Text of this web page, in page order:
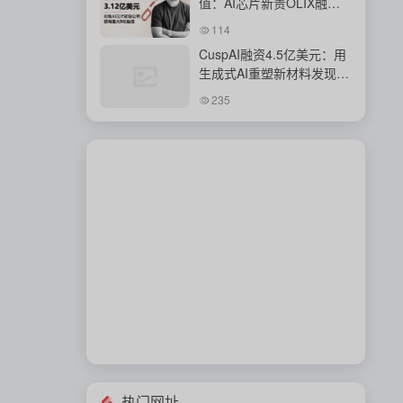
背后的豪赌
114
CuspAI融资4.5亿美元：用
生成式AI重塑新材料发现与
工业研发体系
235